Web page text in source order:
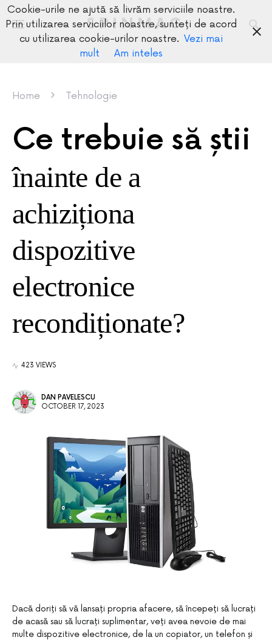
SPINMAG
Home Tehnologie
Ce trebuie să știi
înainte de a
achiziționa
dispozitive
electronice
recondiționate?
423 VIEWS
DAN PAVELESCU
OCTOBER 17, 2023
Dacă doriți să vă lansați propria afacere, să începeți să lucrați
de acasă sau să lucrați suplimentar, veți avea nevoie de mai
multe dispozitive electronice, de la un copiator, un telefon și
Cookie-urile ne ajută să livrăm serviciile noastre.
Prin utilizarea serviciilor noastre, sunteți de acord
cu utilizarea cookie-urilor noastre. Vezi mai
mult
Am inteles